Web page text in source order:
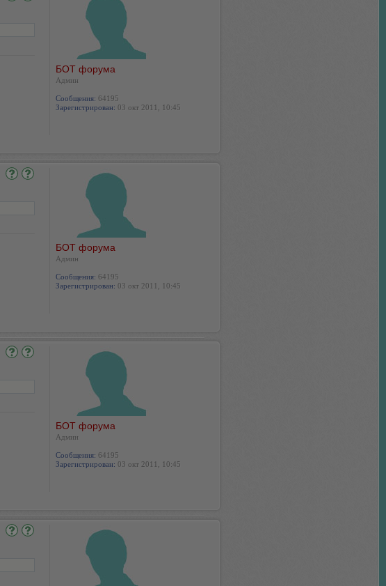
БОТ форума
Админ
Сообщения: 64195
Зарегистрирован: 03 окт 2011, 10:45
БОТ форума
Админ
Сообщения: 64195
Зарегистрирован: 03 окт 2011, 10:45
БОТ форума
Админ
Сообщения: 64195
Зарегистрирован: 03 окт 2011, 10:45